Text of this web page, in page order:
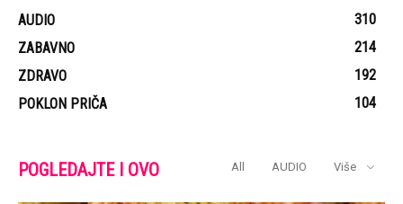
AUDIO
310
ZABAVNO
214
ZDRAVO
192
POKLON PRIČA
104
POGLEDAJTE I OVO All AUDIO Više